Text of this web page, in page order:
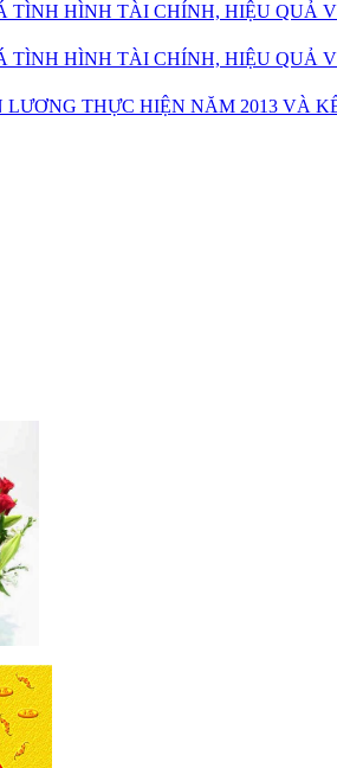
TÌNH HÌNH TÀI CHÍNH, HIỆU QUẢ
TÌNH HÌNH TÀI CHÍNH, HIỆU QUẢ
THỰC HIỆN NĂM 2013 VÀ